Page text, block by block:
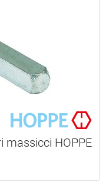
massicci HOPPE